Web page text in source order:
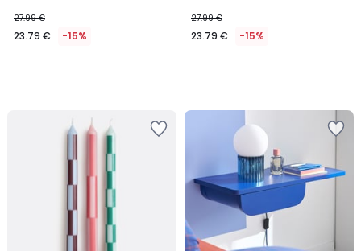
27.99 €
23.79 € -15%
27.99 €
23.79 € -15%